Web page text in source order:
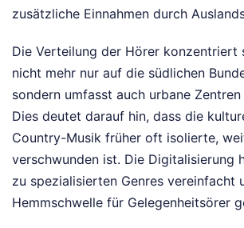
zusätzliche Einnahmen durch
Die Verteilung der Hörer konzentriert
nicht mehr nur auf die südlichen
sondern umfasst auch urbane Zentren
Dies deutet darauf hin, dass die
Country-Musik früher oft isolierte,
verschwunden ist. Die Digitalisierung
zu spezialisierten Genres vereinfacht
Hemmschwelle für Gelegenheitsörer